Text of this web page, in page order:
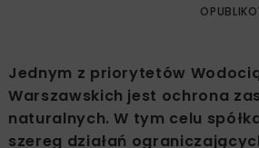
Jednym z priorytetów
Warszawskich jest ochrona
naturalnych. W tym celu
szereg działań